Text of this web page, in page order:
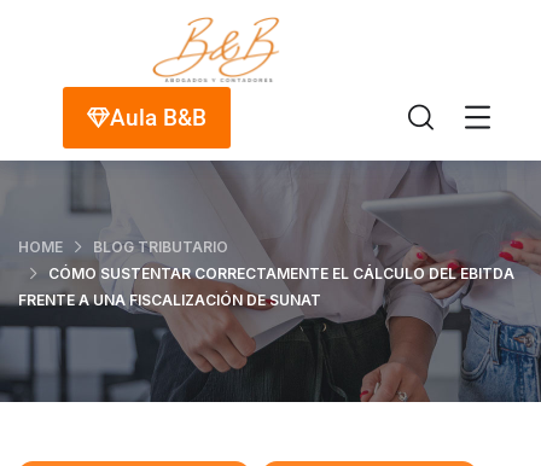
Aula B&B
HOME
BLOG TRIBUTARIO
CÓMO SUSTENTAR CORRECTAMENTE EL CÁLCULO DEL EBITDA
FRENTE A UNA FISCALIZACIÓN DE SUNAT